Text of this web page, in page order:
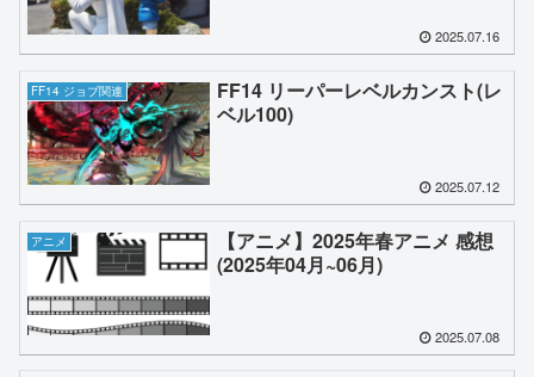
2025.07.16
FF14 ジョブ関連
FF14 リーパーレベルカンスト(レ
ベル100)
2025.07.12
アニメ
【アニメ】2025年春アニメ 感想
(2025年04月~06月)
2025.07.08